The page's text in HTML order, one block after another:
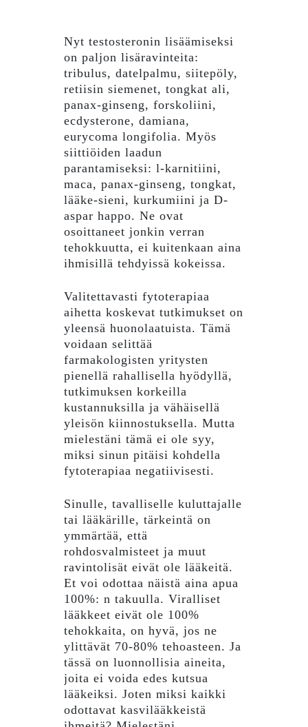
Nyt testosteronin lisäämiseksi
on paljon lisäravinteita:
tribulus, datelpalmu, siitepöly,
retiisin siemenet, tongkat ali,
panax-ginseng, forskoliini,
ecdysterone, damiana,
eurycoma longifolia. Myös
siittiöiden laadun
parantamiseksi: l-karnitiini,
maca, panax-ginseng, tongkat,
lääke-sieni, kurkumiini ja D-
aspar happo. Ne ovat
osoittaneet jonkin verran
tehokkuutta, ei kuitenkaan aina
ihmisillä tehdyissä kokeissa.
Valitettavasti fytoterapiaa
aihetta koskevat tutkimukset on
yleensä huonolaatuista. Tämä
voidaan selittää
farmakologisten yritysten
pienellä rahallisella hyödyllä,
tutkimuksen korkeilla
kustannuksilla ja vähäisellä
yleisön kiinnostuksella. Mutta
mielestäni tämä ei ole syy,
miksi sinun pitäisi kohdella
fytoterapiaa negatiivisesti.
Sinulle, tavalliselle kuluttajalle
tai lääkärille, tärkeintä on
ymmärtää, että
rohdosvalmisteet ja muut
ravintolisät eivät ole lääkeitä.
Et voi odottaa näistä aina apua
100%: n takuulla. Viralliset
lääkkeet eivät ole 100%
tehokkaita, on hyvä, jos ne
ylittävät 70-80% tehoasteen. Ja
tässä on luonnollisia aineita,
joita ei voida edes kutsua
lääkeiksi. Joten miksi kaikki
odottavat kasvilääkkeistä